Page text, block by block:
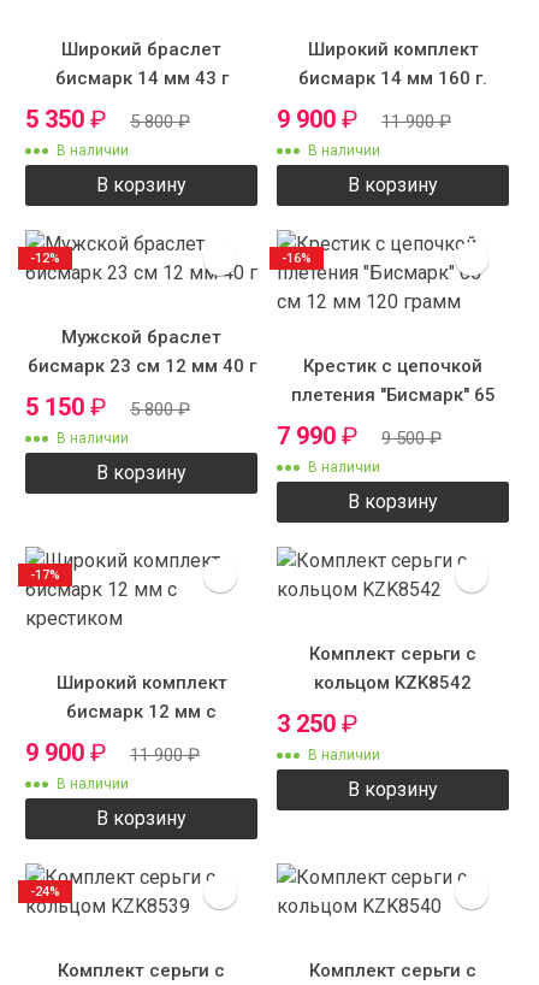
Широкий браслет
бисмарк 14 мм 43 г
5 350 ₽ 5 800₽
В наличии
В корзину
Широкий комплект
бисмарк 14 мм 160 г.
9 900 ₽ 11 900₽
В наличии
В корзину
Мужской браслет
бисмарк 23 см 12 мм 40 г
5 150 ₽ 5 800₽
В наличии
В корзину
-12%
Крестик с цепочкой
плетения "Бисмарк" 65
см 12 мм 120 грамм
7 990 ₽ 9 500₽
В наличии
В корзину
-16%
Широкий комплект
бисмарк 12 мм с
крестиком
9 900 ₽ 11 900₽
В наличии
В корзину
-17%
Комплект серьги с
кольцом KZK8542
3 250 ₽
В наличии
В корзину
Комплект серьги с
-24%
Комплект серьги с